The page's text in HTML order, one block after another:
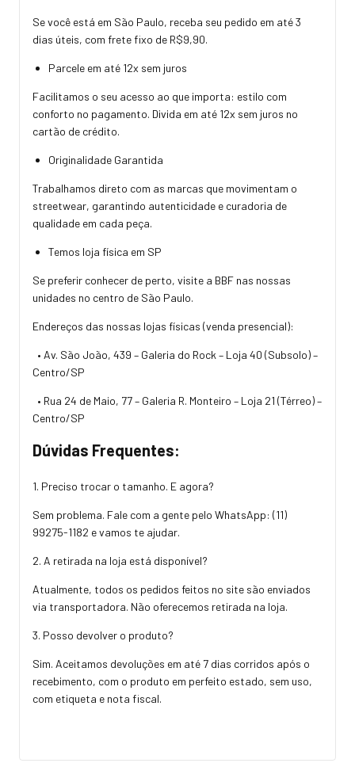
Se você está em São Paulo, receba seu pedido em até 3
dias úteis, com frete fixo de R$9,90.
Parcele em até 12x sem juros
Facilitamos o seu acesso ao que importa: estilo com
conforto no pagamento. Divida em até 12x sem juros no
cartão de crédito.
Originalidade Garantida
Trabalhamos direto com as marcas que movimentam o
streetwear, garantindo autenticidade e curadoria de
qualidade em cada peça.
Temos loja física em SP
Se preferir conhecer de perto, visite a BBF nas nossas
unidades no centro de São Paulo.
Endereços das nossas lojas físicas (venda presencial):
• Av. São João, 439 – Galeria do Rock – Loja 40 (Subsolo) –
Centro/SP
• Rua 24 de Maio, 77 – Galeria R. Monteiro – Loja 21 (Térreo) –
Centro/SP
Dúvidas Frequentes:
1. Preciso trocar o tamanho. E agora?
Sem problema. Fale com a gente pelo WhatsApp: (11)
99275-1182 e vamos te ajudar.
2. A retirada na loja está disponível?
Atualmente, todos os pedidos feitos no site são enviados
via transportadora. Não oferecemos retirada na loja.
3. Posso devolver o produto?
Sim. Aceitamos devoluções em até 7 dias corridos após o
recebimento, com o produto em perfeito estado, sem uso,
com etiqueta e nota fiscal.